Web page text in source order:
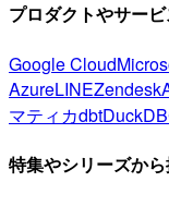
プロダクトやサー
Google Cloud
AzureLINEZendesk
マティカdbtDuckDB
特集やシリーズか